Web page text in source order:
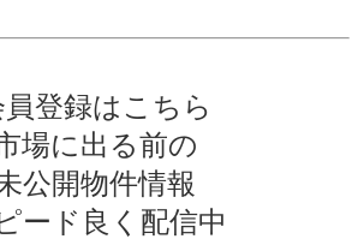
員登録はこちら
場に出る前の
公開物件情報
ード良く配信中